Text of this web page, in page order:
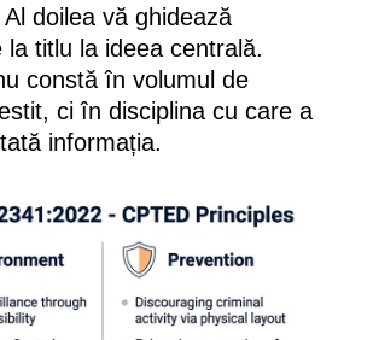
doilea vă ghidează
la titlu la ideea centrală.
constă în volumul de
ci în disciplina cu care a
informația.